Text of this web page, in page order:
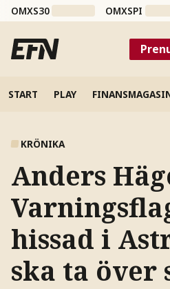
OMXS30 OMXSPI
START PLAY
KRÖNIKA
Anders
hissad i
ska ta över